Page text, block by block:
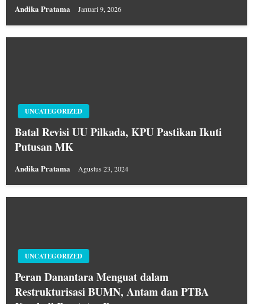
Andika Pratama Januari 9, 2026
UNCATEGORIZED
Batal Revisi UU Pilkada, KPU Pastikan Ikuti
Putusan MK
Andika Pratama Agustus 23, 2024
UNCATEGORIZED
Peran Danantara Menguat dalam
Restrukturisasi BUMN, Antam dan PTBA